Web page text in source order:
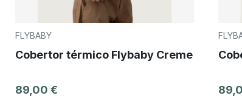
FLYBABY
Cobertor térmico Flybaby Creme
89,00 €